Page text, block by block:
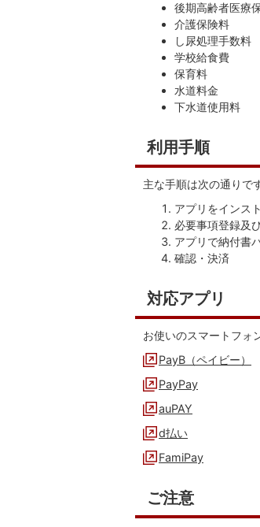
後期高齢者医療
介護保険料
し尿処理手数料
学校給食費
保育料
水道料金
下水道使用料
利用手順
主な手順は次の通りで
アプリをインス
必要事項登録及
アプリで納付書
確認・決済
対応アプリ
お使いのスマートフォ
PayB（ペイビー）
PayPay
auPAY
d払い
FamiPay
ご注意